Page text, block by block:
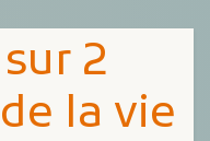
2
la vie